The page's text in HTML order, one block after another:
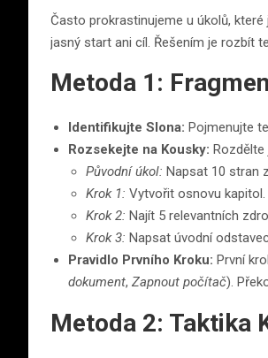
Často prokrastinujeme u úkolů, které
jasný start ani cíl. Řešením je rozbít
Metoda 1:
Identifikujte Slona: Pojmenujte
Rozsekejte na Kousky: Rozdělte
Původní úkol: Napsat 10 stran
Krok 1: Vytvořit osnovu kapitol.
Krok 2: Najít 5 relevantních
Krok 3: Napsat úvodní
Pravidlo Prvního Kroku: První
dokument, Zapnout počítač).
Metoda 2: Taktika